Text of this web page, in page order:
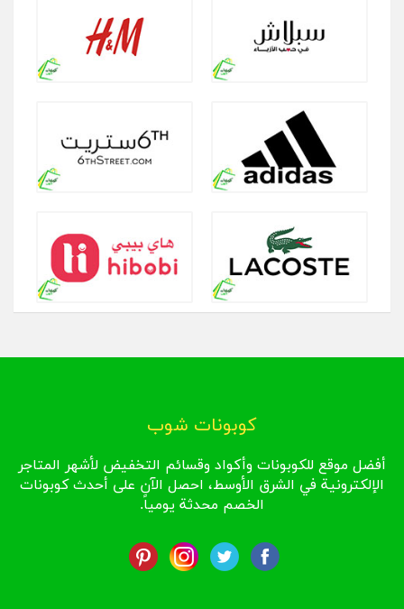
كوبونات شوب
أفضل موقع للكوبونات وأكواد وقسائم التخفيض لأشهر المتاجر
الإلكترونية في الشرق الأوسط، احصل الآن على أحدث كوبونات
الخصم محدثة يومياً.